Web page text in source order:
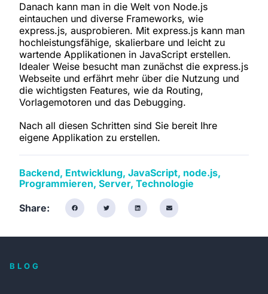
Danach kann man in die Welt von Node.js
eintauchen und diverse Frameworks, wie
express.js, ausprobieren. Mit express.js kann man
hochleistungsfähige, skalierbare und leicht zu
wartende Applikationen in JavaScript erstellen.
Idealer Weise besucht man zunächst die express.js
Webseite und erfährt mehr über die Nutzung und
die wichtigsten Features, wie da Routing,
Vorlagemotoren und das Debugging.
Nach all diesen Schritten sind Sie bereit Ihre
eigene Applikation zu erstellen.
Backend, Entwicklung, JavaScript, node.js,
Programmieren, Server, Technologie
Share:
BLOG